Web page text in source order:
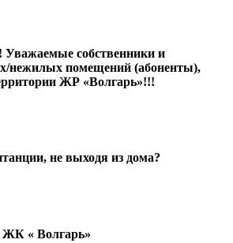
собственники и
нежилых помещений (абоненты),
ЖР «Волгарь»!!!
не выходя из дома?
« Волгарь»